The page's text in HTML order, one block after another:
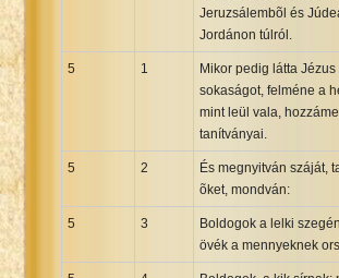
Jeruzsálembõl és
Jordánon túlról.
5 1
Mikor pedig látta Jézus
sokaságot, felméne a
mint leül vala,
tanítványai.
5 2
És megnyitván száját,
õket, mondván:
5 3
Boldogok a lelki
övék a mennyeknek